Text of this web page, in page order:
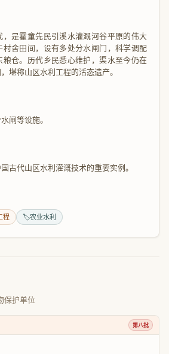
，是霍童先民引溪水灌溉河谷平原的伟大
舍田间，设有多处分水闸门，科学调配
粮仓。历代乡民悉心维护，渠水至今仍在
堪称山区水利工程的活态遗产。
闸等设施。
古代山区水利灌溉技术的重要实例。
程 🏷️农业水利
保护单位
第八批